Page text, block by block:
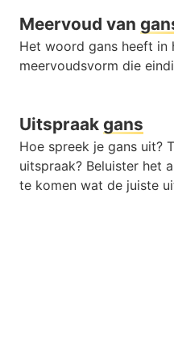
Meervoud van
Het woord gans heeft in
meervoudsvorm die
Uitspraak gans
Hoe spreek je gans uit?
uitspraak? Beluister het
te komen wat de juiste